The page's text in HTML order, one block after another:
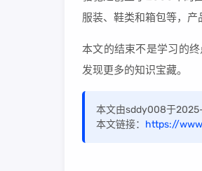
服装、鞋类和箱包等，产
本文的结束不是学习的
发现更多的知识宝藏。
本文由sddy008于
本文链接： https://